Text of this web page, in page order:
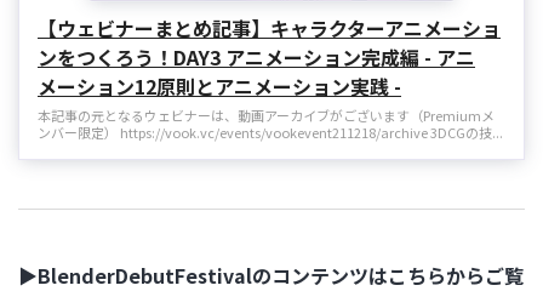
【ウェビナーまとめ記事】キャラクターアニメーショ
ンをつくろう！DAY3 アニメーション完成編 - アニ
メーション12原則とアニメーション実践 -
本記事の元となるウェビナーは、動画アーカイブがございます（Premiumメ
ンバー限定） https://vook.vc/events/vookevent211218/archive 3DCGの技...
▶BlenderDebutFestivalのコンテンツはこちらからご覧